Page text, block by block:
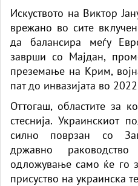
Искуството на Виктор
врежано во сите
да балансира меѓу
заврши со Мајдан,
преземање на Крим,
пат до инвазијата во
Оттогаш, областите за
стеснија. Украинскиот
силно поврзан со
државно
одложување само ќе го
присуство на украинска